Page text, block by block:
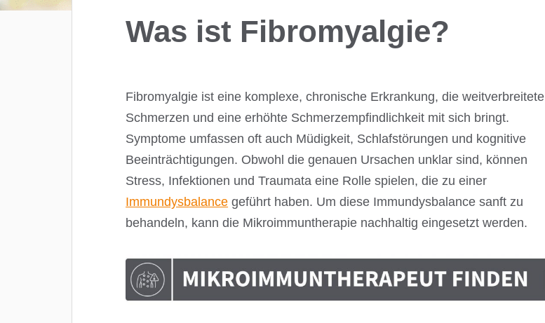
Was ist Fibromyalgie?
Fibromyalgie ist eine komplexe, chronische Erkrankung, die weitverbreitete
Schmerzen und eine erhöhte Schmerzempfindlichkeit mit sich bringt.
Symptome umfassen oft auch Müdigkeit, Schlafstörungen und kognitive
Beeinträchtigungen. Obwohl die genauen Ursachen unklar sind, können
Stress, Infektionen und Traumata eine Rolle spielen, die zu einer
Immundysbalance geführt haben. Um diese Immundysbalance sanft zu
behandeln, kann die Mikroimmuntherapie nachhaltig eingesetzt werden.